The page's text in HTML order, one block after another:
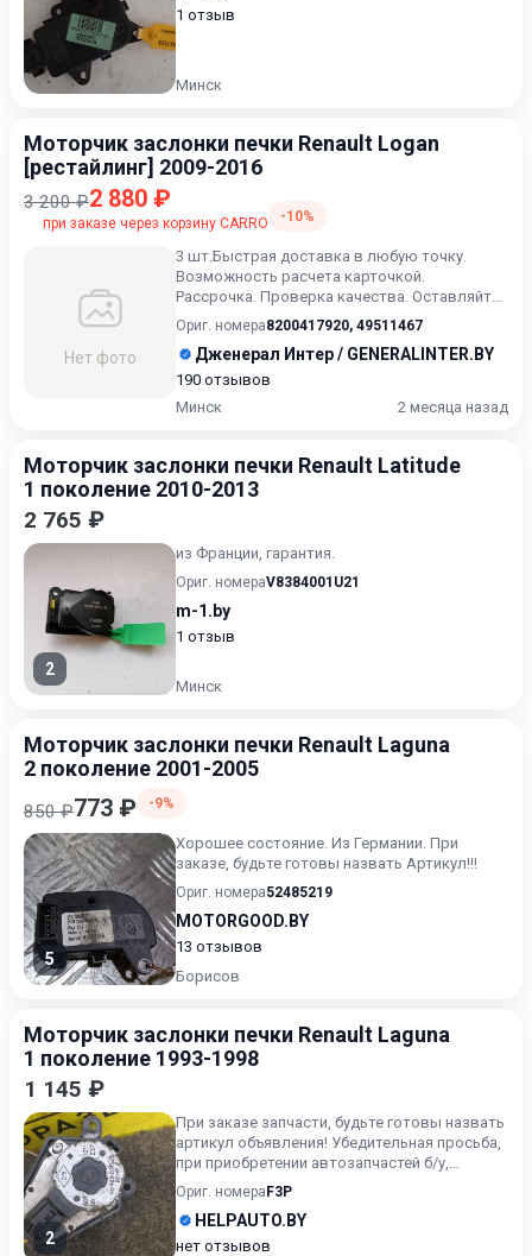
1 отзыв
Минск
Моторчик заслонки печки Renault Logan
[рестайлинг] 2009-2016
3 200 ₽2 880 ₽
при заказе через корзину CARRO -10%
Нет фото
3 шт.Быстрая доставка в любую точку.
Возможность расчета карточкой.
Рассрочка. Проверка качества. Оставляйте
сообщения ( или выбранный артик...
Ориг. номера8200417920, 49511467
Дженерал Интер / GENERALINTER.BY
190 отзывов
Минск
2 месяца назад
Моторчик заслонки печки Renault Latitude
1 поколение 2010-2013
2 765 ₽
2
из Франции, гарантия.
Ориг. номераV8384001U21
m-1.by
1 отзыв
Минск
Моторчик заслонки печки Renault Laguna
2 поколение 2001-2005
850 ₽773 ₽ -9%
5
Хорошее состояние. Из Германии. При
заказе, будьте готовы назвать Артикул!!!
Ориг. номера52485219
MOTORGOOD.BY
13 отзывов
Борисов
Моторчик заслонки печки Renault Laguna
1 поколение 1993-1998
1 145 ₽
2
При заказе запчасти, будьте готовы назвать
артикул объявления! Убедительная просьба,
при приобретении автозапчастей б/у,
внимательно подходи...
Ориг. номера F3P
HELPAUTO.BY
нет отзывов